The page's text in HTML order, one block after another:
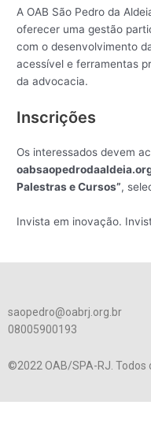
A OAB São Pedro da
oferecer uma gestão
com o desenvolvimento
acessível e ferramentas
da advocacia.
Inscrições
Os interessados devem
Palestras e Cursos”,
Invista em inovação.
saopedro@oabrj.org.br
08005900193
©2022 OAB/SPA-RJ. Todos